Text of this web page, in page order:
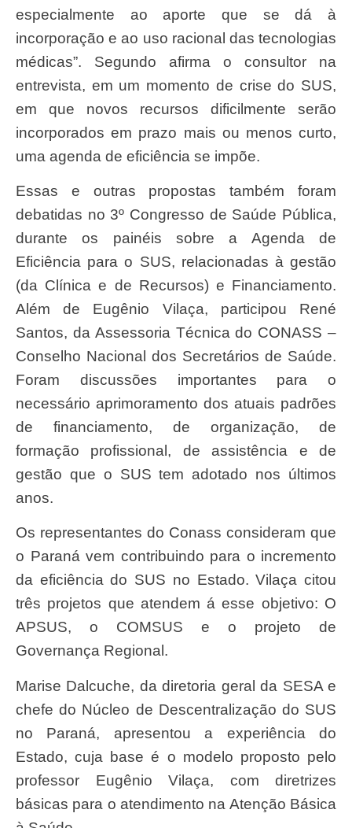
especialmente ao aporte que se dá à
incorporação e ao uso racional das tecnologias
médicas”. Segundo afirma o consultor na
entrevista, em um momento de crise do SUS,
em que novos recursos dificilmente serão
incorporados em prazo mais ou menos curto,
uma agenda de eficiência se impõe.
Essas e outras propostas também foram
debatidas no 3º Congresso de Saúde Pública,
durante os painéis sobre a Agenda de
Eficiência para o SUS, relacionadas à gestão
(da Clínica e de Recursos) e Financiamento.
Além de Eugênio Vilaça, participou René
Santos, da Assessoria Técnica do CONASS –
Conselho Nacional dos Secretários de Saúde.
Foram discussões importantes para o
necessário aprimoramento dos atuais padrões
de financiamento, de organização, de
formação profissional, de assistência e de
gestão que o SUS tem adotado nos últimos
anos.
Os representantes do Conass consideram que
o Paraná vem contribuindo para o incremento
da eficiência do SUS no Estado. Vilaça citou
três projetos que atendem á esse objetivo: O
APSUS, o COMSUS e o projeto de
Governança Regional.
Marise Dalcuche, da diretoria geral da SESA e
chefe do Núcleo de Descentralização do SUS
no Paraná, apresentou a experiência do
Estado, cuja base é o modelo proposto pelo
professor Eugênio Vilaça, com diretrizes
básicas para o atendimento na Atenção Básica